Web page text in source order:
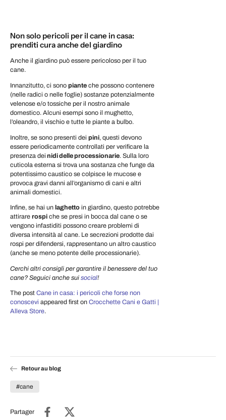
Non solo pericoli per il cane in casa:
prenditi cura anche del giardino
Anche il giardino può essere pericoloso per il tuo
cane.
Innanzitutto, ci sono piante che possono contenere
(nelle radici o nelle foglie) sostanze potenzialmente
velenose e/o tossiche per il nostro animale
domestico. Alcuni esempi sono il mughetto,
l’oleandro, il vischio e tutte le piante a bulbo.
Inoltre, se sono presenti dei pini, questi devono
essere periodicamente controllati per verificare la
presenza dei nidi delle processionarie. Sulla loro
cuticola esterna si trova una sostanza che funge da
potentissimo caustico se colpisce le mucose e
provoca gravi danni all’organismo di cani e altri
animali domestici.
Infine, se hai un laghetto in giardino, questo potrebbe
attirare rospi che se presi in bocca dal cane o se
vengono infastiditi possono creare problemi di
diversa intensità al cane. Le secrezioni prodotte dai
rospi per difendersi, rappresentano un altro caustico
(anche se meno potente delle processionarie).
Cerchi altri consigli per garantire il benessere del tuo
cane? Seguici anche sui social!
The post Cane in casa: i pericoli che forse non
conoscevi appeared first on Crocchette Cani e Gatti |
Alleva Store.
Retour au blog
#cane
Partager